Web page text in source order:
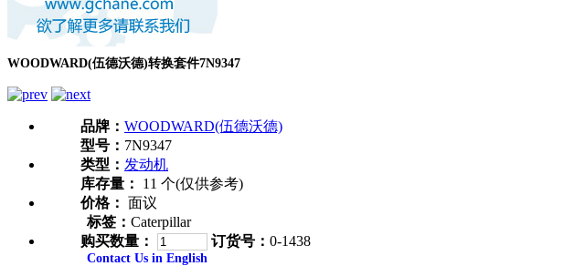
WOODWARD(伍德沃德)转换套件7N9347
品牌： WOODWARD(伍德沃德)
型号： 7N9347
类型： 发动机
库存量：
11 个(仅供参考)
价格： 面议
标签： Caterpillar
购买数量：
订货号： 0-1438
Contact Us in English